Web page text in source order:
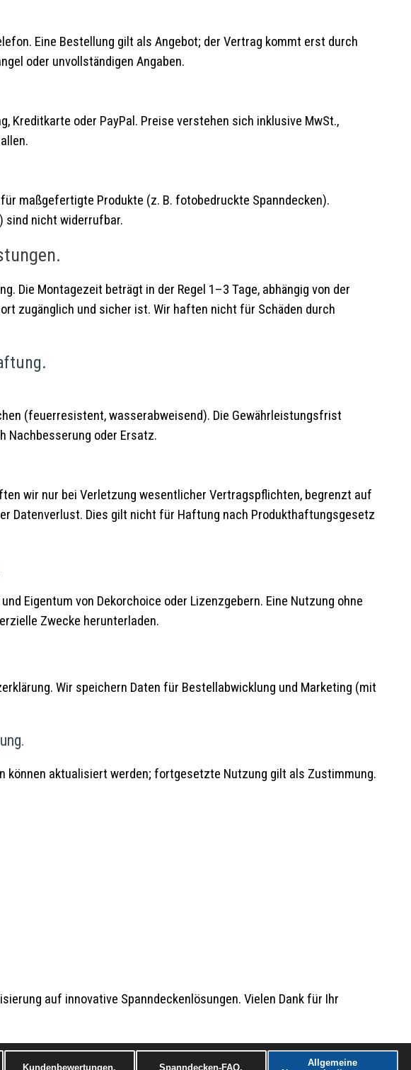
Eine Bestellung gilt als Angebot; der Vertrag kommt erst durch
oder unvollständigen Angaben.
Kreditkarte oder PayPal. Preise verstehen sich inklusive MwSt.,
maßgefertigte Produkte (z. B. fotobedruckte Spanndecken).
sind nicht widerrufbar.
Die Montagezeit beträgt in der Regel 1–3 Tage, abhängig von der
zugänglich und sicher ist. Wir haften nicht für Schäden durch
(feuerresistent, wasserabweisend). Die Gewährleistungsfrist
Nachbesserung oder Ersatz.
wir nur bei Verletzung wesentlicher Vertragspflichten, begrenzt auf
Datenverlust. Dies gilt nicht für Haftung nach Produkthaftungsgesetz
Eigentum von Dekorchoice oder Lizenzgebern. Eine Nutzung ohne
Zwecke herunterladen.
Wir speichern Daten für Bestellabwicklung und Marketing (mit
können aktualisiert werden; fortgesetzte Nutzung gilt als Zustimmung.
auf innovative Spanndeckenlösungen. Vielen Dank für Ihr
Kundenbewertungen. Spanndecken-FAQ.
Allgemeine